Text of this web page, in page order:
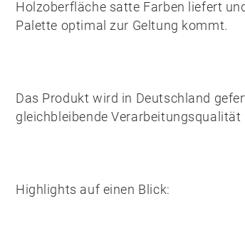
Holzoberfläche satte Farben liefert
Palette optimal zur Geltung kommt.
Das Produkt wird in Deutschland
gleichbleibende Verarbeitungsqualität
Highlights auf einen Blick: